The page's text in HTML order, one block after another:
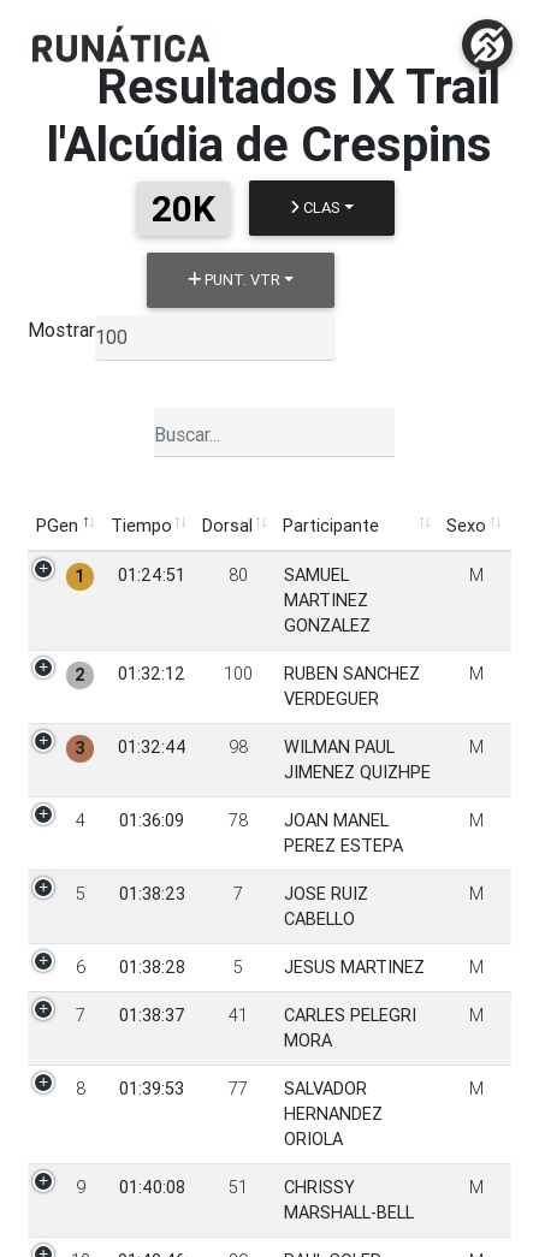
Resultados IX Trail
l'Alcúdia de Crespins
20K CLAS
PUNT. VTR
Mostrar
PGen Tiempo Dorsal Participante
Sexo
PGen
Tiempo Dorsal Participante Sexo
1 01:24:51 80
SAMUEL
MARTINEZ
GONZALEZ
M
2 01:32:12 100
RUBEN SANCHEZ
VERDEGUER
M
3 01:32:44 98
WILMAN PAUL
JIMENEZ QUIZHPE
M
4 01:36:09 78
JOAN MANEL
PEREZ ESTEPA
M
5 01:38:23 7
JOSE RUIZ
CABELLO
M
6 01:38:28 5 JESUS MARTINEZ M
7 01:38:37 41
CARLES PELEGRI
MORA
M
8 01:39:53 77
SALVADOR
HERNANDEZ
ORIOLA
M
9 01:40:08 51
CHRISSY
MARSHALL-BELL
M